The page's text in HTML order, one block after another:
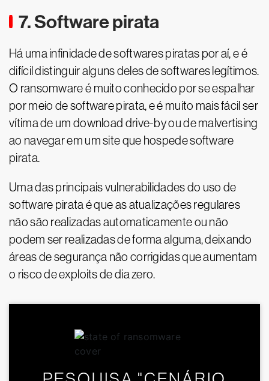
7. Software pirata
Há uma infinidade de softwares piratas por aí, e é
difícil distinguir alguns deles de softwares legítimos.
O ransomware é muito conhecido por se espalhar
por meio de software pirata, e é muito mais fácil ser
vítima de um download drive-by ou de malvertising
ao navegar em um site que hospede software
pirata.
Uma das principais vulnerabilidades do uso de
software pirata é que as atualizações regulares
não são realizadas automaticamente ou não
podem ser realizadas de forma alguma, deixando
áreas de segurança não corrigidas que aumentam
o risco de exploits de dia zero.